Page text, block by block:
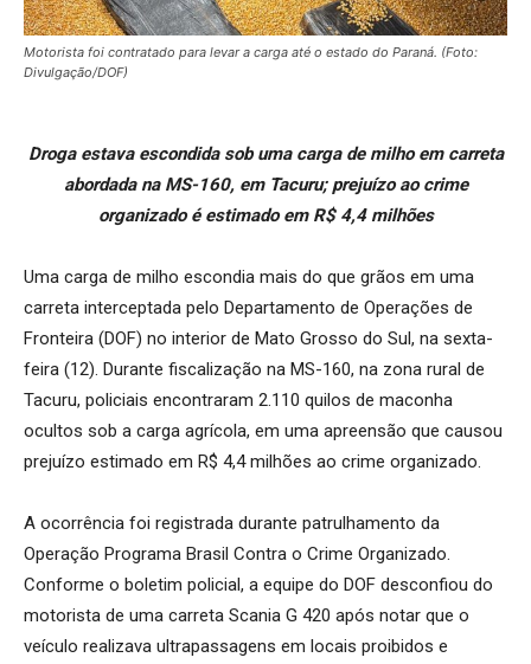
Motorista foi contratado para levar a carga até o estado do Paraná. (Foto:
Divulgação/DOF)
Droga estava escondida sob uma carga de milho em carreta
abordada na MS-160, em Tacuru; prejuízo ao crime
organizado é estimado em R$ 4,4 milhões
Uma carga de milho escondia mais do que grãos em uma
carreta interceptada pelo Departamento de Operações de
Fronteira (DOF) no interior de Mato Grosso do Sul, na sexta-
feira (12). Durante fiscalização na MS-160, na zona rural de
Tacuru, policiais encontraram 2.110 quilos de maconha
ocultos sob a carga agrícola, em uma apreensão que causou
prejuízo estimado em R$ 4,4 milhões ao crime organizado.
A ocorrência foi registrada durante patrulhamento da
Operação Programa Brasil Contra o Crime Organizado.
Conforme o boletim policial, a equipe do DOF desconfiou do
motorista de uma carreta Scania G 420 após notar que o
veículo realizava ultrapassagens em locais proibidos e